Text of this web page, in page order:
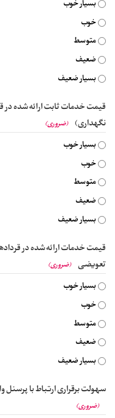
بسیار خوب
خوب
متوسط
ضعیف
بسیار ضعیف
قیمت خدمات ثابت ارائه شده
نگهداری) (ضروری)
بسیار خوب
خوب
متوسط
ضعیف
بسیار ضعیف
قیمت خدمات ارائه شده در
تعویضی (ضروری)
بسیار خوب
خوب
متوسط
ضعیف
بسیار ضعیف
سهولت برقراری ارتباط با پرسنل
(ضروری)